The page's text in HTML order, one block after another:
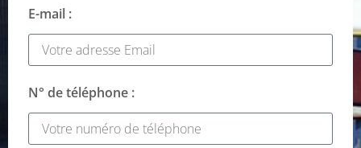
E-mail :
N° de téléphone :